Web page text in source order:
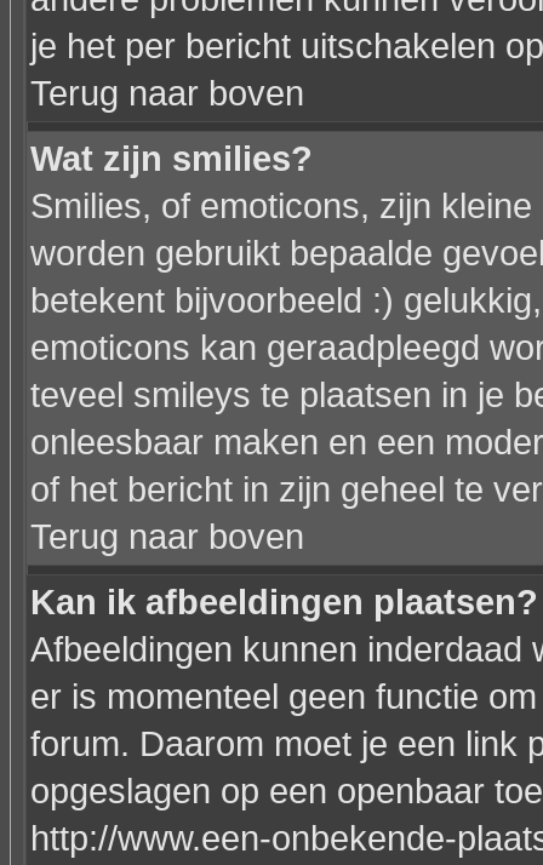
je het per bericht uitschakelen
Terug naar boven
Wat zijn smilies?
Smilies, of emoticons, zijn
worden gebruikt bepaalde
betekent bijvoorbeeld :)
emoticons kan geraadpleegd
teveel smileys te plaatsen in je
onleesbaar maken en een
of het bericht in zijn geheel te
Terug naar boven
Kan ik afbeeldingen plaatsen?
Afbeeldingen kunnen inderdaad
er is momenteel geen functie
forum. Daarom moet je een link
opgeslagen op een openbaar
http://www.een-onbekende-